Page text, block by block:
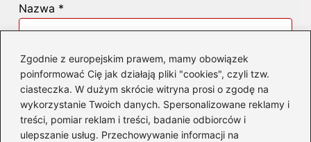
Zgodnie z europejskim prawem, mamy obowiązek
poinformować Cię jak działają pliki "cookies", czyli tzw.
ciasteczka. W dużym skrócie witryna prosi o zgodę na
wykorzystanie Twoich danych. Spersonalizowane reklamy i
treści, pomiar reklam i treści, badanie odbiorców i
ulepszanie usług. Przechowywanie informacji na
Nazwa *
Adres email*
Witryna internetowa